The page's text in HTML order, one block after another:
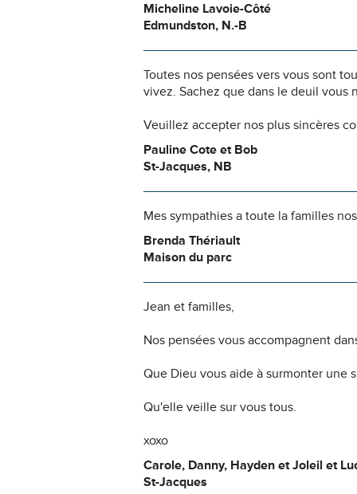
Micheline Lavoie-Côté
Edmundston, N.-B
Toutes nos pensées vers vous sont
vivez. Sachez que dans le deuil vous
Veuillez accepter nos plus sincères
Pauline Cote et Bob
St-Jacques, NB
Mes sympathies a toute la familles
Brenda Thériault
Maison du parc
Jean et familles,
Nos pensées vous accompagnent
Que Dieu vous aide à surmonter une
Qu'elle veille sur vous tous.
xoxo
Carole, Danny, Hayden et Joleil et
St-Jacques